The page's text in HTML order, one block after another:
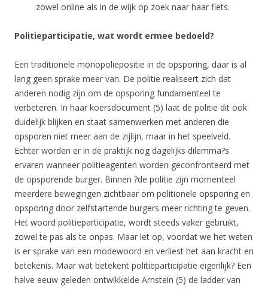
zowel online als in de wijk op zoek naar haar fiets.
Politieparticipatie, wat wordt ermee bedoeld?
Een traditionele monopoliepositie in de opsporing, daar is al
lang geen sprake meer van. De politie realiseert zich dat
anderen nodig zijn om de opsporing fundamenteel te
verbeteren. In haar koersdocument (5) laat de politie dit ook
duidelijk blijken en staat samenwerken met anderen die
opsporen niet meer aan de zijlijn, maar in het speelveld.
Echter worden er in de praktijk nog dagelijks dilemma?s
ervaren wanneer politieagenten worden geconfronteerd met
de opsporende burger. Binnen ?de politie zijn momenteel
meerdere bewegingen zichtbaar om politionele opsporing en
opsporing door zelfstartende burgers meer richting te geven.
Het woord politieparticipatie, wordt steeds vaker gebruikt,
zowel te pas als te onpas. Maar let op, voordat we het weten
is er sprake van een modewoord en verliest het aan kracht en
betekenis. Maar wat betekent politieparticipatie eigenlijk? Een
halve eeuw geleden ontwikkelde Arnstein (5) de ladder van